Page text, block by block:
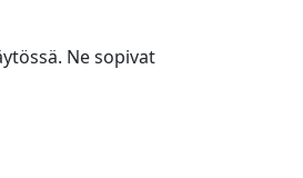
Ne sopivat